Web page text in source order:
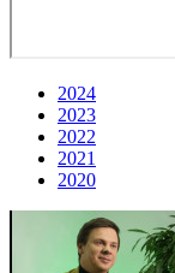
2024
2023
2022
2021
2020